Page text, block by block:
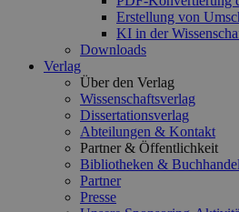
Erstellung von
KI in der
Downloads
Verlag
Über den Verlag
Wissenschaftsverlag
Dissertationsverlag
Abteilungen & Kontakt
Partner & Öffentlichkeit
Bibliotheken & Buchhandel
Partner
Presse